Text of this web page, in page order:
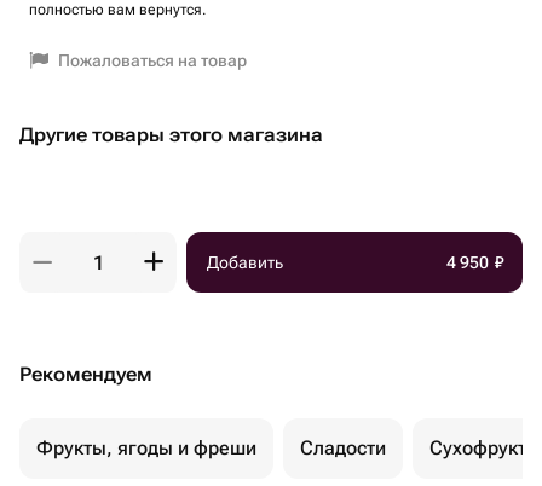
полностью вам вернутся.
Пожаловаться на товар
Другие товары этого магазина
Добавить 4 950 ₽
Рекомендуем
Фрукты, ягоды и фреши Сладости Сухофрукты